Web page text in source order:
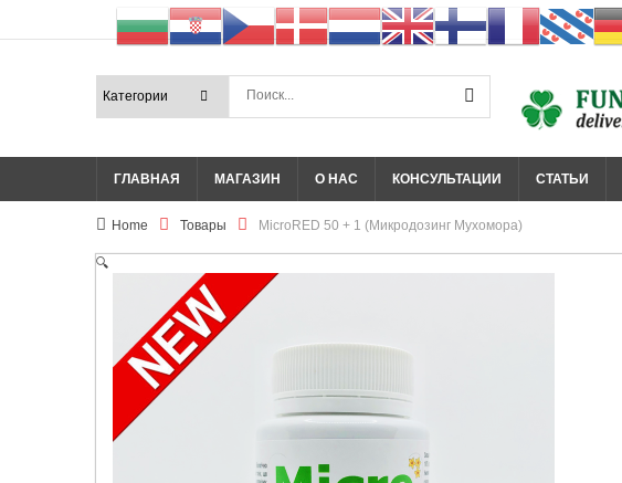
ГЛАВНАЯ МАГАЗИН О НАС КОНСУЛЬТАЦИИ СТАТЬИ
Home Товары MicroRED 50 + 1 (Микродозинг Мухомора)
🔍